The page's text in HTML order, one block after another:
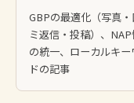
GBPの最適化（写真・
ミ返信・投稿）、
の統一、ローカルキー
ドの記事